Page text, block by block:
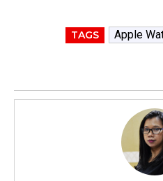
TAGS Apple